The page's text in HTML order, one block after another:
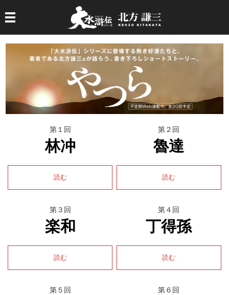
第１回
林冲
読む
第２回
魯達
読む
第３回
楽和
読む
第４回
丁得孫
読む
第５回 第６回